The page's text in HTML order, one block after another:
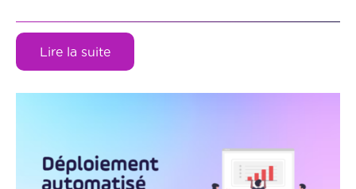
Lire la suite